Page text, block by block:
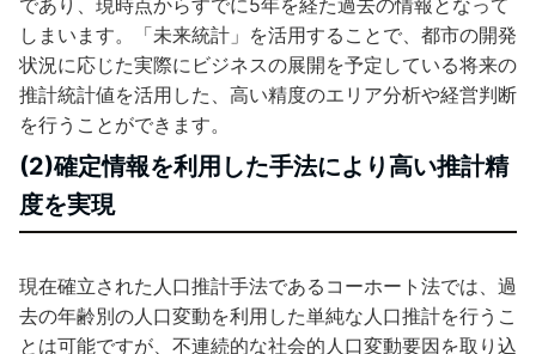
であり、現時点からすでに5年を経た過去の情報となって
しまいます。「未来統計」を活用することで、都市の開発
状況に応じた実際にビジネスの展開を予定している将来の
推計統計値を活用した、高い精度のエリア分析や経営判断
を行うことができます。
(2)確定情報を利用した手法により高い推計精
度を実現
現在確立された人口推計手法であるコーホート法では、過
去の年齢別の人口変動を利用した単純な人口推計を行うこ
とは可能ですが、不連続的な社会的人口変動要因を取り込